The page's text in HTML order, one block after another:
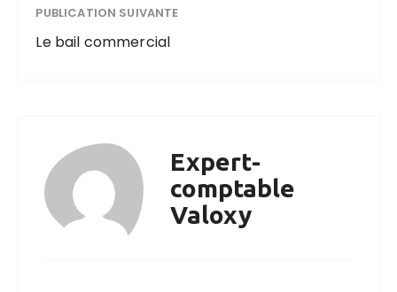
PUBLICATION SUIVANTE
Le bail commercial
Expert-
comptable
Valoxy